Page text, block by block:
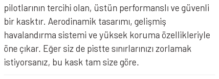
pilotlarının tercihi olan, üstün performanslı ve güvenli
bir kasktır. Aerodinamik tasarımı, gelişmiş
havalandırma sistemi ve yüksek koruma özellikleriyle
öne çıkar. Eğer siz de pistte sınırlarınızı zorlamak
istiyorsanız, bu kask tam size göre.